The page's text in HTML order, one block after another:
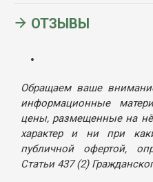
ОТЗЫВЫ
Обращаем ваше
информационные
цены, размещенные на
характер и ни при
публичной офертой,
Статьи 437 (2)